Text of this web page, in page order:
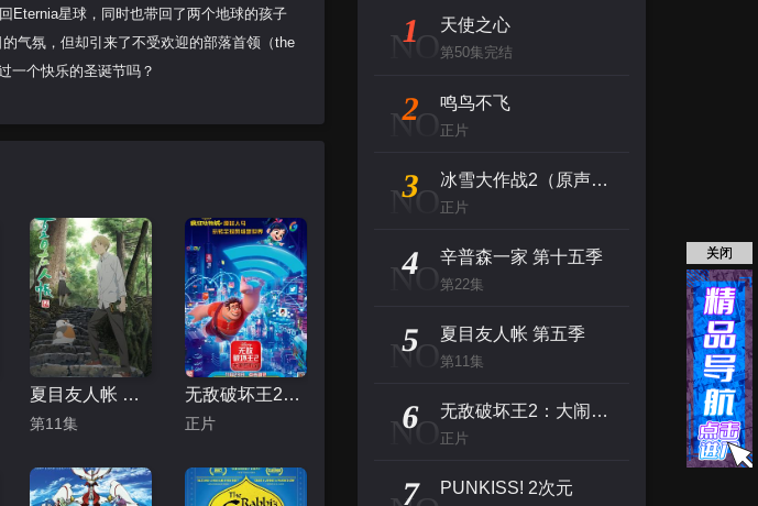
Eternia星球，同时也带回了两个地球的孩子
气氛，但却引来了不受欢迎的部落首领（the
一个快乐的圣诞节吗？
夏目友人帐 第五季
第11集
无敌破坏王2：大闹互联网
正片
NO
1 天使之心
第50集完结
NO
2 鸣鸟不飞
正片
NO
3 冰雪大作战2（原声版）
正片
NO
4 辛普森一家 第十五季
第22集
NO
5 夏目友人帐 第五季
第11集
NO
6 无敌破坏王2：大闹互联网
正片
7 PUNKISS! 2次元
关闭